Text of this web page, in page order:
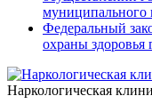
муниципального
Федеральный
охраны здоровья
Наркологическая